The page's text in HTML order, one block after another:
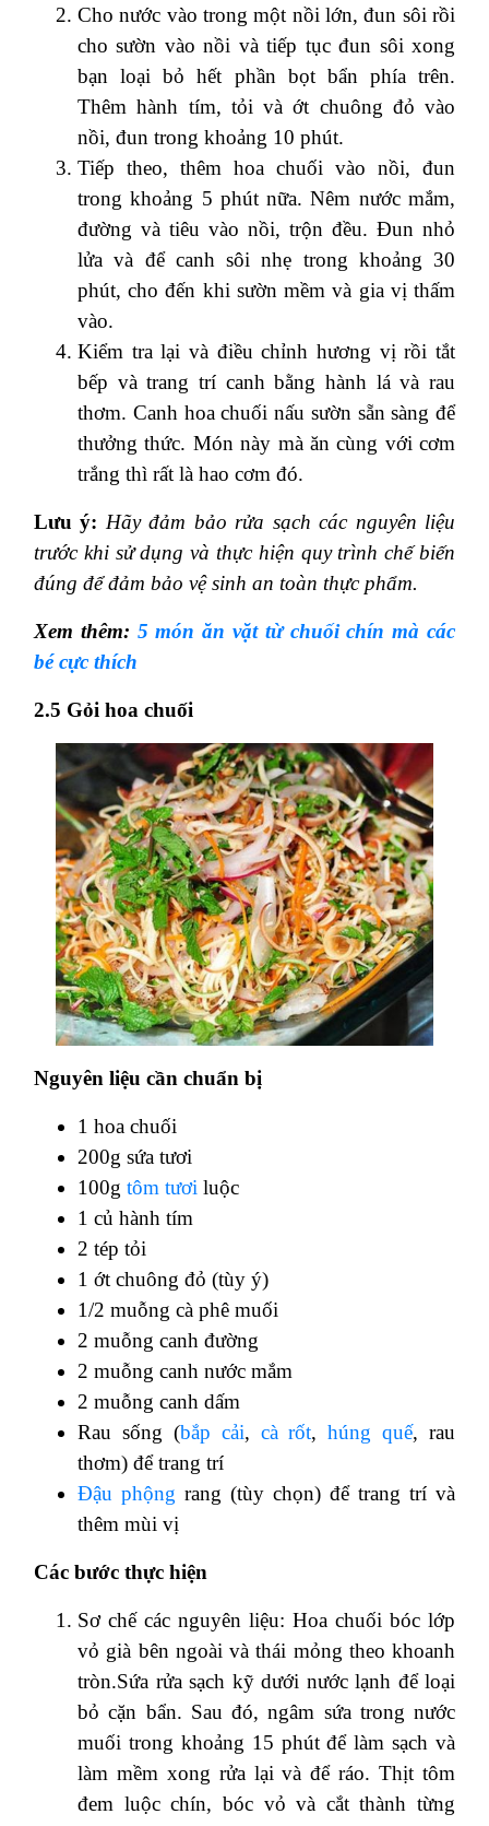
Cho nước vào trong một nồi lớn, đun sôi rồi
cho sườn vào nồi và tiếp tục đun sôi xong
bạn loại bỏ hết phần bọt bẩn phía trên.
Thêm hành tím, tỏi và ớt chuông đỏ vào
nồi, đun trong khoảng 10 phút.
Tiếp theo, thêm hoa chuối vào nồi, đun
trong khoảng 5 phút nữa. Nêm nước mắm,
đường và tiêu vào nồi, trộn đều. Đun nhỏ
lửa và để canh sôi nhẹ trong khoảng 30
phút, cho đến khi sườn mềm và gia vị thấm
vào.
Kiểm tra lại và điều chỉnh hương vị rồi tắt
bếp và trang trí canh bằng hành lá và rau
thơm. Canh hoa chuối nấu sườn sẵn sàng để
thưởng thức. Món này mà ăn cùng với cơm
trắng thì rất là hao cơm đó.
Lưu ý: Hãy đảm bảo rửa sạch các nguyên liệu
trước khi sử dụng và thực hiện quy trình chế biến
đúng để đảm bảo vệ sinh an toàn thực phẩm.
Xem thêm: 5 món ăn vặt từ chuối chín mà các
bé cực thích
2.5 Gỏi hoa chuối
Nguyên liệu cần chuẩn bị
1 hoa chuối
200g sứa tươi
100g tôm tươi luộc
1 củ hành tím
2 tép tỏi
1 ớt chuông đỏ (tùy ý)
1/2 muỗng cà phê muối
2 muỗng canh đường
2 muỗng canh nước mắm
2 muỗng canh dấm
Rau sống (bắp cải, cà rốt,húng quế, rau
thơm) để trang trí
Đậu phộng rang (tùy chọn) để trang trí và
thêm mùi vị
Các bước thực hiện
Sơ chế các nguyên liệu: Hoa chuối bóc lớp
vỏ già bên ngoài và thái mỏng theo khoanh
tròn.Sứa rửa sạch kỹ dưới nước lạnh để loại
bỏ cặn bẩn. Sau đó, ngâm sứa trong nước
muối trong khoảng 15 phút để làm sạch và
làm mềm xong rửa lại và để ráo. Thịt tôm
đem luộc chín, bóc vỏ và cắt thành từng